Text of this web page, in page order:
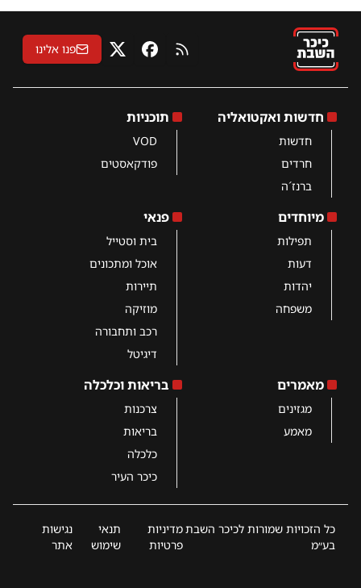
RSS פייסבוקX פנו אלינו
חדשות ואקטואליה
חדשות
חרדים
ברנז´ה
תוכניות
VOD
פודקאסטים
מיוחדים
תפילות
דעות
יהדות
משפחה
פנאי
בית וסטייל
אוכל ומתכונים
תיירות
מוזיקה
רכב ותחבורה
דיגיטל
מאמרים
מגזינים
מאמע
בריאות וכלכלה
צרכנות
בריאות
כלכלה
כיכר העיר
כל הזכויות שמורות לכיכר השבת
בע״מ
מדיניות
פרטיות
תנאי
שימוש
נגישות
אתר